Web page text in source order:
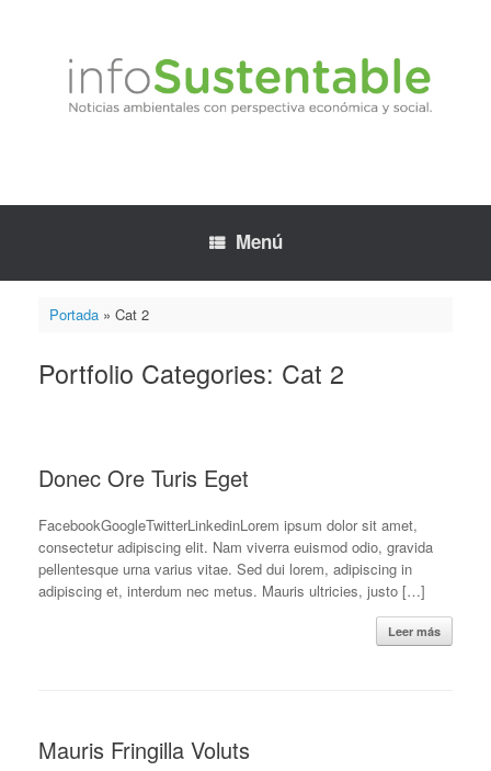
Menú
Portada» Cat 2
Portfolio Categories: Cat 2
Donec Ore Turis Eget
FacebookGoogleTwitterLinkedinLorem ipsum dolor sit amet,
consectetur adipiscing elit. Nam viverra euismod odio, gravida
pellentesque urna varius vitae. Sed dui lorem, adipiscing in
adipiscing et, interdum nec metus. Mauris ultricies, justo […]
Leer más
Mauris Fringilla Voluts